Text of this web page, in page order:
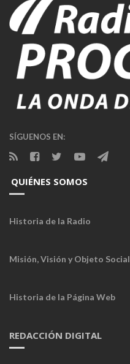
SÍGUENOS EN:
QUIÉNES SOMOS
Historia de la Radio
Misión, Visión y Objeto Social
Historia de la Página Web
REDACCIÓN DIGITAL